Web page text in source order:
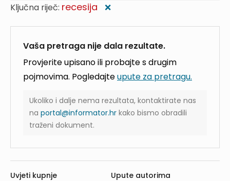
Ključna riječ: recesija ❌
Vaša pretraga nije dala rezultate.
Provjerite upisano ili probajte s drugim
pojmovima. Pogledajteupute za pretragu.
Ukoliko i dalje nema rezultata, kontaktirate nas
na portal@informator.hr kako bismo obradili
traženi dokument.
Uvjeti kupnje Upute autorima